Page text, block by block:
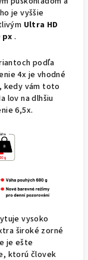
je vyššie
Ultra HD
px .
podľa
4x je vhodné
kedy vám toto
lov na dlhšiu
6,5x.
vysoko
široké zorné
je ešte
ktorú človek